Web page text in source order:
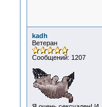
kadh
Ветеран
Сообщений: 1207